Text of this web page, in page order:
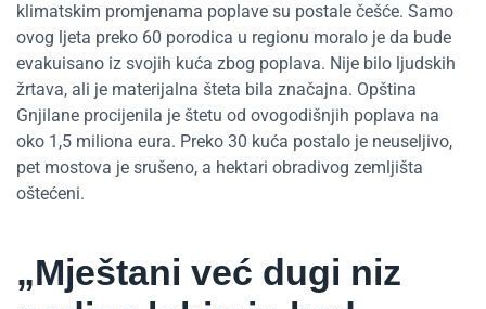
klimatskim promjenama poplave su postale češće. Samo
ovog ljeta preko 60 porodica u regionu moralo je da bude
evakuisano iz svojih kuća zbog poplava. Nije bilo ljudskih
žrtava, ali je materijalna šteta bila značajna. Opština
Gnjilane procijenila je štetu od ovogodišnjih poplava na
oko 1,5 miliona eura. Preko 30 kuća postalo je neuseljivo,
pet mostova je srušeno, a hektari obradivog zemljišta
oštećeni.
„Mještani već dugi niz